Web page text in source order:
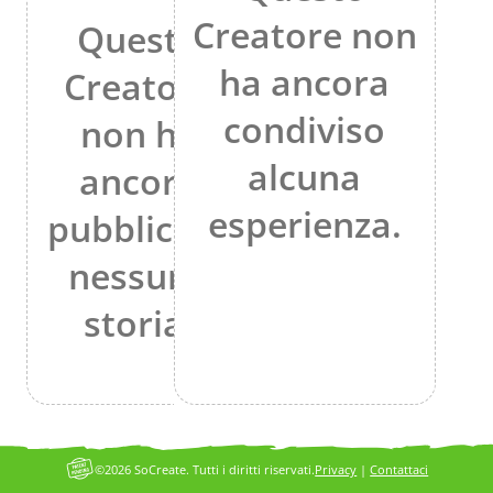
Questo
Creatore
non ha
ancora
pubblicato
nessuna
storia.
Creatore non
ha ancora
condiviso
alcuna
esperienza.
Privacy |Contattaci
©2026 SoCreate. Tutti i diritti riservati.